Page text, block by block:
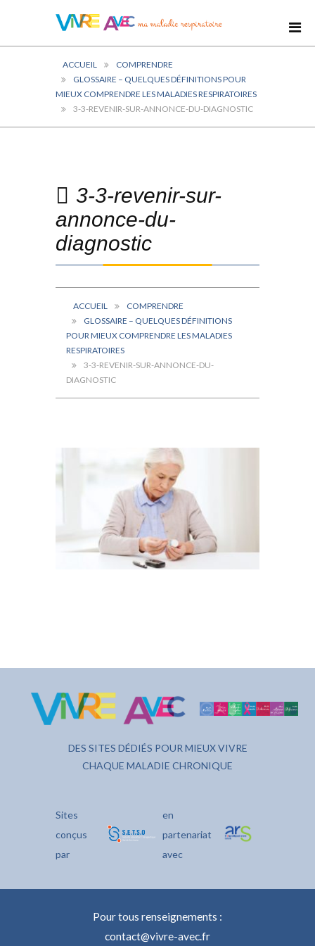
ACCUEIL
COMPRENDRE
GLOSSAIRE – QUELQUES DÉFINITIONS POUR
MIEUX COMPRENDRE LES MALADIES RESPIRATOIRES
3-3-REVENIR-SUR-ANNONCE-DU-DIAGNOSTIC
3-3-revenir-sur-
annonce-du-
diagnostic
ACCUEIL
COMPRENDRE
GLOSSAIRE – QUELQUES DÉFINITIONS
POUR MIEUX COMPRENDRE LES MALADIES
RESPIRATOIRES
3-3-REVENIR-SUR-ANNONCE-DU-
DIAGNOSTIC
DES SITES DÉDIÉS POUR MIEUX VIVRE
CHAQUE MALADIE CHRONIQUE
Sites
conçus
par
en
partenariat
avec
Pour tous renseignements :
contact@vivre-avec.fr